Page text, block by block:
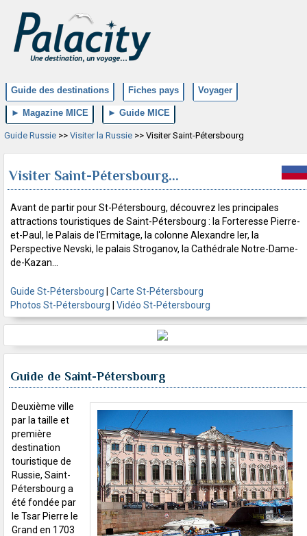
Guide des destinations Fiches pays Voyager
► Magazine MICE ► Guide MICE
Guide Russie >> Visiter la Russie >> Visiter Saint-Pétersbourg
Visiter Saint-Pétersbourg...
Avant de partir pour St-Pétersbourg, découvrez les principales
attractions touristiques de Saint-Pétersbourg : la Forteresse Pierre-
et-Paul, le Palais de l'Ermitage, la colonne Alexandre Ier, la
Perspective Nevski, le palais Stroganov, la Cathédrale Notre-Dame-
de-Kazan...
Guide St-Pétersbourg
Carte St-Pétersbourg
Photos St-Pétersbourg
Vidéo St-Pétersbourg
Guide de Saint-Pétersbourg
Deuxième ville
par la taille et
première
destination
touristique de
Russie, Saint-
Pétersbourg a
été fondée par
le Tsar Pierre le
Grand en 1703